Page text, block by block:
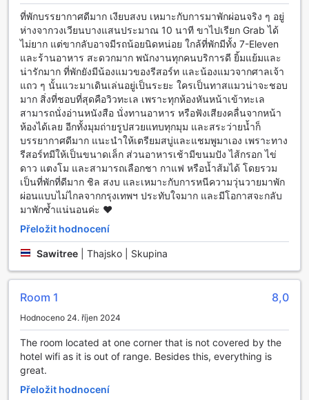
zahrnují tradiční thajské tance a kulinářské zážitky.
Zahrada se tak stává centrem zábavy, kde se setkávají
lidé, aby si užili jedinečné chvíle a vytvořili si
nezapomenutelné vzpomínky. Ať už hledáte klidné místo k
odpočinku nebo aktivní zábavu, zahrada v Tamarina
Resortu vám poskytne obojí.
Sportovní zařízení v Tamarina Resortu
Tamarina Resort v Chonburi je ideálním místem pro všechny
milovníky sportu a aktivního odpočinku. Resort se pyšní
nejen nádhernými ubytovacími jednotkami, ale také
skvělými sportovními zařízeními, které uspokojí i ty
nejnáročnější hosty. Mezi hlavní atrakce patří vnitřní bazén,
který je perfektním místem pro plavání v klimatizovaném
prostředí, a venkovní bazén, kde si můžete užít slunečné
dny a osvěžující vodu pod širým nebem. Oba bazény jsou
pečlivě udržovány a nabízejí ideální prostor pro relaxaci po
dni plném aktivit.
Kromě bazénů má Tamarina Resort také soukromou pláž,
která je pro hosty k dispozici. Tato pláž je ideální pro různé
vodní sporty a aktivity, jako je plavání, paddleboarding
atmosféru a nádherné výhledy na moře, zatímco se věnují
svým oblíbeným sportům. Tamarina Resort tak nabízí
dokonalou kombinaci relaxace a sportovního vyžití, což z
něj činí skvélé místo pro rodiny, páry i jednotlivce, kteří
chtějí prožít aktivní dovolenou v krásném prostředí.
ที่พักบรรยากาศดีมาก เงียบสงบ เหมาะกับการมาพักผ่อนจริง ๆ อยู่
ห่างจากวงเวียนบางแสนประมาณ 10 นาที ขาไปเรียก Grab ได้
ไม่ยาก แต่ขากลับอาจมีรถน้อยนิดหน่อย ใกล้ที่พักมีทั้ง 7-Eleven
และร้านอาหาร สะดวกมาก พนักงานทุกคนบริการดี ยิ้มแย้มและ
น่ารักมาก ที่พักยังมีน้องแมวของรีสอร์ท และน้องแมวจากศาลเจ้า
แถว ๆ นั้นแวะมาเดินเล่นอยู่เป็นระยะ ใครเป็นทาสแมวน่าจะชอบ
มาก สิ่งที่ชอบที่สุดคือวิวทะเล เพราะทุกห้องหันหน้าเข้าทะเล
สามารถนั่งอ่านหนังสือ นั่งทานอาหาร หรือฟังเสียงคลื่นจากหน้า
ห้องได้เลย อีกทั้งมุมถ่ายรูปสวยแทบทุกมุม และสระว่ายน้ำก็
บรรยากาศดีมาก แนะนำให้เตรียมสบู่และแชมพูมาเอง เพราะทาง
รีสอร์ทมีให้เป็นขนาดเล็ก ส่วนอาหารเช้ามีขนมปัง ไส้กรอก ไข่
ดาว แตงโม และสามารถเลือกชา กาแฟ หรือน้ำส้มได้ โดยรวม
เป็นที่พักที่ดีมาก ชิล สงบ และเหมาะกับการหนีความวุ่นวายมาพัก
ผ่อนแบบไม่ไกลจากกรุงเทพฯ ประทับใจมาก และมีโอกาสจะกลับ
มาพักซ้ำแน่นอนค่ะ ❤️
Přeložit hodnocení
Sawitree Thajsko | Skupina
Room 1 8,0
Hodnoceno 24. říjen 2024
The room located at one corner that is not covered by the
hotel wifi as it is out of range. Besides this, everything is
great.
Přeložit hodnocení